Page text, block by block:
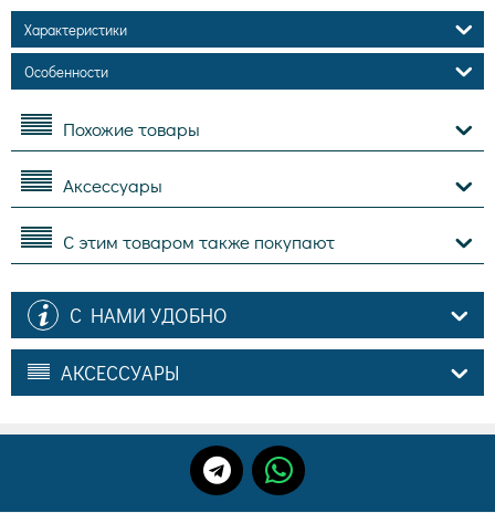
Характеристики
Особенности
Похожие товары
Аксессуары
С этим товаром также покупают
С НАМИ УДОБНО
АКСЕССУАРЫ